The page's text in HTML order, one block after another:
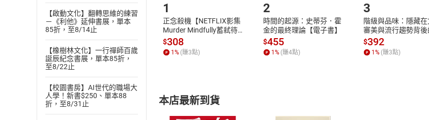
【啟動文化】翻轉思維的練習
－《利他》延伸書展，單本
85折，至8/14止
【橡樹林文化】一行禪師百歲
誕辰紀念書展，單本85折，
至8/22止
【校園書房】AI世代的職場大
人學！新書$250、單本88
折，至8/31止
1
正念殺機【NETFLIX影集
Murder Mindfully蓄弒待
發】【電子書】
$308
1 % (賺3點)
2
時間的起源：史蒂芬．霍
金的最終理論【電子書】
$455
1 % (賺4點)
3
階級與品味：隱藏在
審美與流行趨勢背後
位渴望【電子書】
$392
1 % (賺3點)
本店最新到貨